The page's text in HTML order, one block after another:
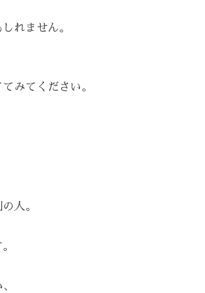
れません。
みてください。
人。